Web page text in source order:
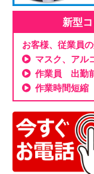
新型
お客様、従業員
マスク、アル
作業員 出勤
作業時間短縮